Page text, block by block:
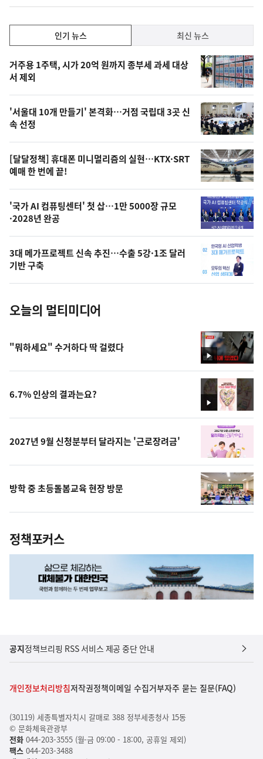
기,
최
신,
오
늘
의
영
상
오
의
사
진
인기 뉴스 최신 뉴스
인
기
뉴
스
거주용 1주택, 시가 20억 원까지 종부세 과세 대상
서 제외
'서울대 10개 만들기' 본격화…거점 국립대 3곳 신
속 선정
[달달정책] 휴대폰 미니멀리즘의 실현…KTX·SRT
예매 한 번에 끝!
'국가 AI 컴퓨팅센터' 첫 삽…1만 5000장 규모
·2028년 완공
3대 메가프로젝트 신속 추진…수출 5강·1조 달러
기반 구축
오늘의 멀티미디어
영
상
"뭐하세요" 수거하다 딱 걸렸다
영
상
6.7% 인상의 결과는요?
2027년 9월 신청분부터 달라지는 '근로장려금'
방학 중 초등돌봄교육 현장 방문
정책포커스
공지정책브리핑 RSS 서비스 제공 중단 안내
개인정보처리방침저작권정책이메일 수집거부자주 묻는 질문(FAQ)
(30119) 세종특별자치시 갈매로 388 정부세종청사 15동
© 문화체육관광부
전화044-203-3555 (월-금 09:00 - 18:00, 공휴일 제외)
팩스044-203-3488